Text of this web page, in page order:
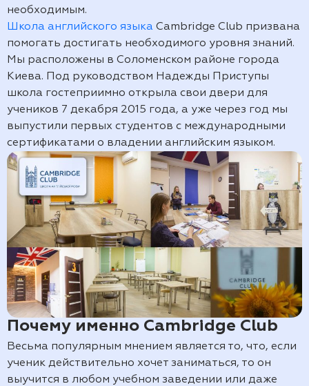
необходимым.
Школа английского языка Cambridge Club призвана
помогать достигать необходимого уровня знаний.
Мы расположены в Соломенском районе города
Киева. Под руководством Надежды Приступы
школа гостеприимно открыла свои двери для
учеников 7 декабря 2015 года, а уже через год мы
выпустили первых студентов с международными
сертификатами о владении английским языком.
Почему именно Cambridge Club
Весьма популярным мнением является то, что, если
ученик действительно хочет заниматься, то он
выучится в любом учебном заведении или даже